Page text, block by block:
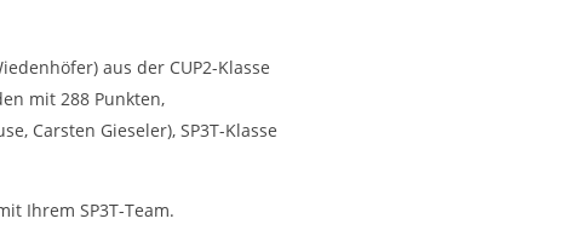
aus der CUP2-Klasse
mit 288 Punkten,
Carsten Gieseler), SP3T-Klasse
Ihrem SP3T-Team.